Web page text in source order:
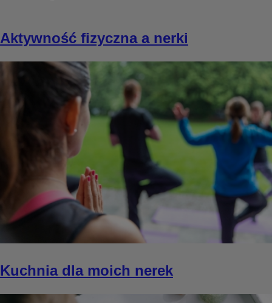
Aktywność fizyczna a nerki
Kuchnia dla moich nerek